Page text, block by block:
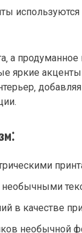
используются
а продуманное
яркие
в качестве
необычной